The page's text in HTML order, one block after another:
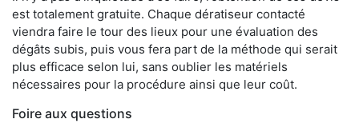
est totalement gratuite. Chaque dératiseur contacté
viendra faire le tour des lieux pour une évaluation des
dégâts subis, puis vous fera part de la méthode qui serait
plus efficace selon lui, sans oublier les matériels
nécessaires pour la procédure ainsi que leur coût.
Foire aux questions